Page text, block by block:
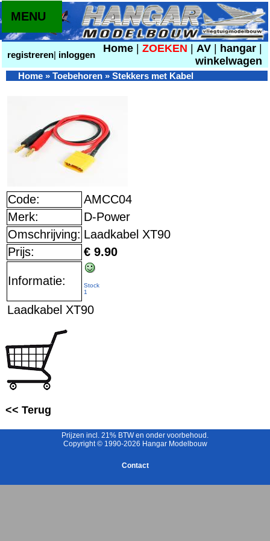
registreren| inloggen
Home ZOEKEN AV hangar
winkelwagen
MENU
Home » Toebehoren » Stekkers met Kabel
Code:
AMCC04
Merk:
D-Power
Omschrijving: Laadkabel XT90
Prijs:
€ 9.90
Informatie:
Stock
1
Laadkabel XT90
<< Terug
Prijzen incl. 21% BTW en onder voorbehoud.
Copyright © 1990-2026 Hangar Modelbouw
Contact